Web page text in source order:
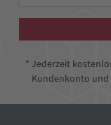
* Jederzeit
Kundenkonto und